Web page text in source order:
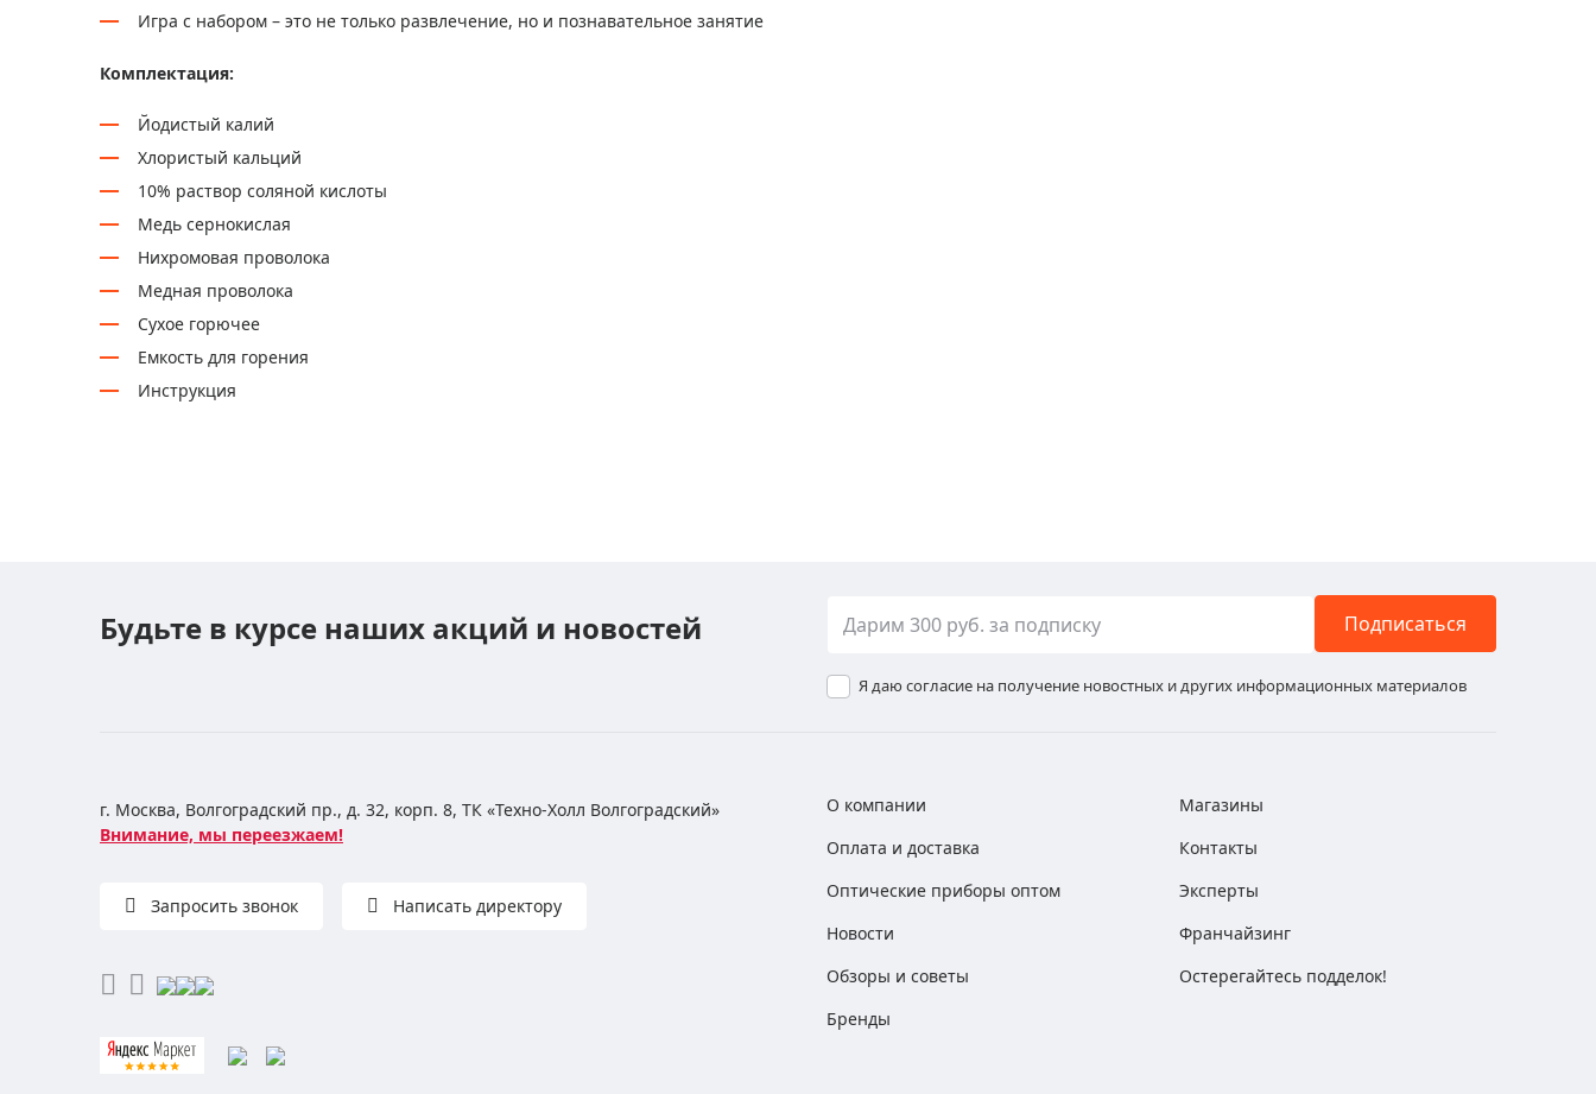
Игра с набором – это не только развлечение, но и познавательное занятие
Комплектация:
Йодистый калий
Хлористый кальций
10% раствор соляной кислоты
Медь сернокислая
Нихромовая проволока
Медная проволока
Сухое горючее
Емкость для горения
Инструкция
Будьте в курсе наших акций и новостей Подписаться
Я даю согласие на получение новостных и других информационных материалов
г. Москва, Волгоградский пр., д. 32, корп. 8, ТК «Техно-Холл Волгоградский»
Внимание, мы переезжаем!
Запросить звонок Написать директору
О компании
Оплата и доставка
Оптические приборы оптом
Новости
Обзоры и советы
Бренды
Магазины
Контакты
Эксперты
Франчайзинг
Остерегайтесь подделок!